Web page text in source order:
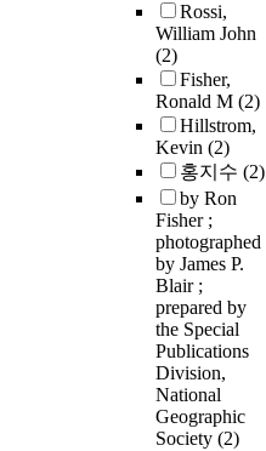
Rossi,
William John
(2)
Fisher,
Ronald M (2)
Hillstrom,
Kevin (2)
홍지수 (2)
by Ron
Fisher ;
photographed
by James P.
Blair ;
prepared by
the Special
Publications
Division,
National
Geographic
Society (2)